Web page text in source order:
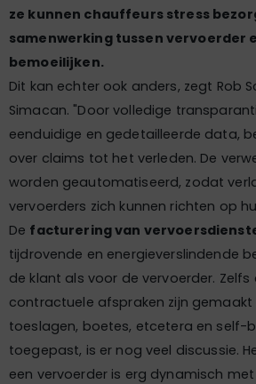
ze kunnen chauffeurs stress
samenwerking tussen vervoerder
bemoeilijken.
Dit kan echter ook anders, zegt Rob
Simacan. "Door volledige
eenduidige en gedetailleerde data,
over claims tot het verleden. De
worden geautomatiseerd, zodat
vervoerders zich kunnen richten op
De facturering van
tijdrovende en energieverslindende
de klant als voor de vervoerder. Zelfs
contractuele afspraken zijn gemaakt
toeslagen, boetes, etcetera en self-
toegepast, is er nog veel discussie.
een vervoerder is erg dynamisch met